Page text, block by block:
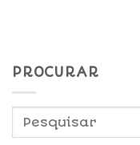
PROCURAR